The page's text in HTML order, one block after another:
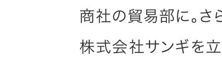
商社の貿易部に。さ
株式会社サンギを